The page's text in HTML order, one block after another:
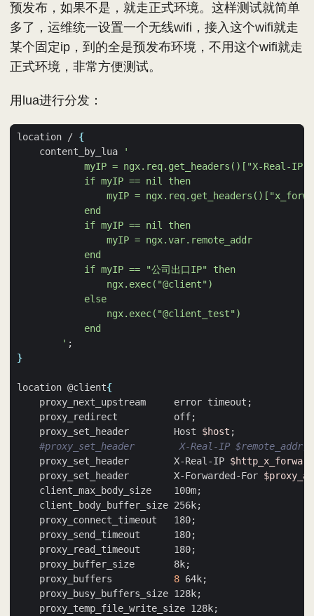
预发布，如果不是，就走正式环境。这样测试就简单
多了，运维统一设置一个无线wifi，接入这个wifi就走
某个固定ip，到的全是预发布环境，不用这个wifi就走
正式环境，非常方便测试。
用lua进行分发：
location / {
    content_by_lua
        '
;
}
location @client{
    proxy_next_upstream     error timeout
;
    proxy_redirect          off
;
    proxy_set_header        Host
$host ;
#proxy_set_header        X-Real-IP $remote_addr;
    proxy_set_header        X-Real-IP
    proxy_set_header        X-Forwarded-For
    client_max_body_size    100m
;
    client_body_buffer_size 256k
;
    proxy_connect_timeout   180
;
    proxy_send_timeout      180
;
    proxy_read_timeout      180
;
    proxy_buffer_size       8k
;
    proxy_buffers
8 64k;
    proxy_busy_buffers_size 128k
;
    proxy_temp_file_write_size 128k
;